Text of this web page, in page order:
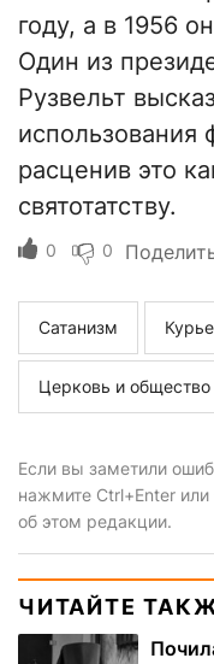
году, а в 1956
Один из
Рузвельт
использования
расценив это
святотатству.
0 0
Сатанизм
Церковь и общество
Если вы заметили
нажмите Ctrl+Enter или
об этом редакции.
ЧИТАЙТЕ